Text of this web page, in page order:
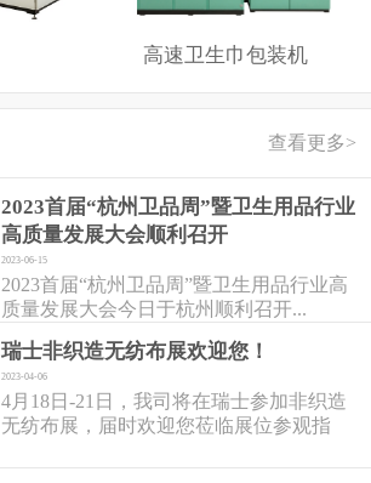
高速卫生巾包装机
查看更多>
2023首届“杭州卫品周”暨卫生用品行业
高质量发展大会顺利召开
2023-06-15
2023首届“杭州卫品周”暨卫生用品行业高
质量发展大会今日于杭州顺利召开...
瑞士非织造无纺布展欢迎您！
2023-04-06
4月18日-21日，我司将在瑞士参加非织造
无纺布展，届时欢迎您莅临展位参观指